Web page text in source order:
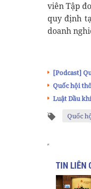
viên Tập
quy định
doanh
[Podcast]
Quốc hội
Luật Dầu
Quốc
TIN LIÊN